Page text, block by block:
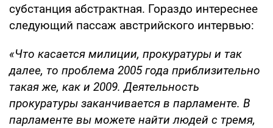
субстанция абстрактная. Гораздо интереснее
следующий пассаж австрийского интервью:
«Что касается милиции, прокуратуры и так
далее, то проблема 2005 года приблизительно
такая же, как и 2009. Деятельность
прокуратуры заканчивается в парламенте. В
парламенте вы можете найти людей с тремя,